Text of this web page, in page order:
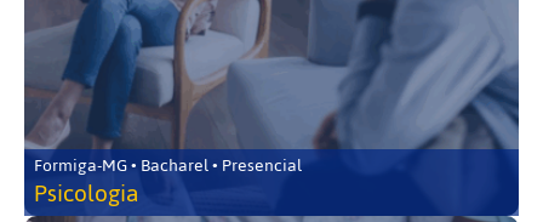
Formiga-MG • Bacharel • Presencial
Psicologia